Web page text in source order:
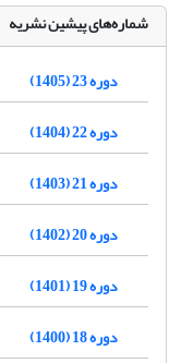
شماره‌های پیشین نشریه
دوره 23 (1405)
دوره 22 (1404)
دوره 21 (1403)
دوره 20 (1402)
دوره 19 (1401)
دوره 18 (1400)